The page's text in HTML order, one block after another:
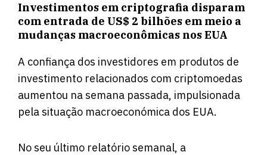
Investimentos em criptografia disparam
com entrada de US$ 2 bilhões em meio a
mudanças macroeconômicas nos EUA
A confiança dos investidores em produtos de
investimento relacionados com criptomoedas
aumentou na semana passada, impulsionada
pela situação macroeconómica dos EUA.
No seu último relatório semanal, a